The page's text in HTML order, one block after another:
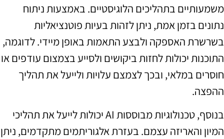
משמעותיים בתהליכים הלוגיסטיים. באמצעות ניתוח
נתונים בזמן אמת, ניתן לזהות בעיות פוטנציאליות
בשרשרת האספקה ולבצע התאמות באופן מיידי. לדוגמה,
התוכנות יכולות לחזות ביקושים ולסייע בצמצום עודפים או
חוסרים במלאי, ובכך לצמצם עלויות ולייעל את תהליך
ההפצה.
בנוסף, טכנולוגיות מבוססות AI יכולות לייעל את תהליכי
המיון והאריזה עצמם. בעזרת אלגוריתמים מתקדמים, ניתן